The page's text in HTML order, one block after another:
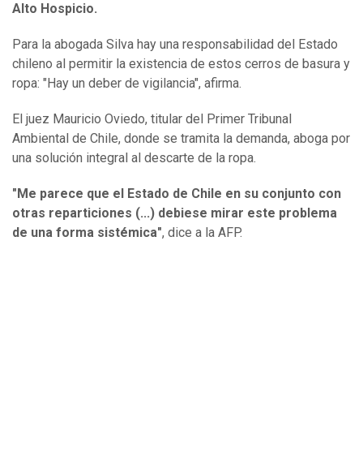
Alto Hospicio.
Para la abogada Silva hay una responsabilidad del Estado
chileno al permitir la existencia de estos cerros de basura y
ropa: "Hay un deber de vigilancia", afirma.
El juez Mauricio Oviedo, titular del Primer Tribunal
Ambiental de Chile, donde se tramita la demanda, aboga por
una solución integral al descarte de la ropa.
"Me parece que el Estado de Chile en su conjunto con
otras reparticiones (...) debiese mirar este problema
de una forma sistémica", dice a la AFP.